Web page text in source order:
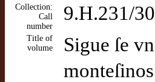
Collection:
Call
number
9.H.231/
Title of
volume
Sigue ſe